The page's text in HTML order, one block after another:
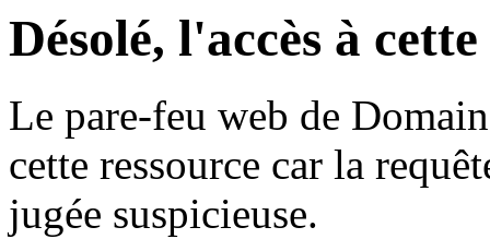
Désolé, l'accès à
Le pare-feu web de
cette ressource car la
jugée suspicieuse.